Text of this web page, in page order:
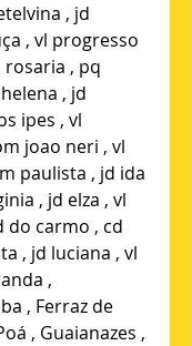
, jd
, vl progresso
rosaria , pq
, jd
ipes , vl
joao neri , vl
paulista , jd ida
, jd elza , vl
do carmo , cd
, jd luciana , vl
,
, Ferraz de
, Guaianazes ,